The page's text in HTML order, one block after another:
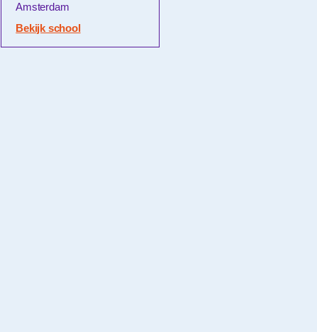
Amsterdam
Bekijk school